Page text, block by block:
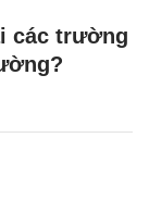
các trường